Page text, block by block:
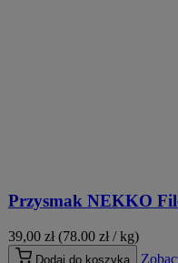
Przysmak NEKKO
39,00 zł (78.00 zł / kg)
Dodaj do koszyka